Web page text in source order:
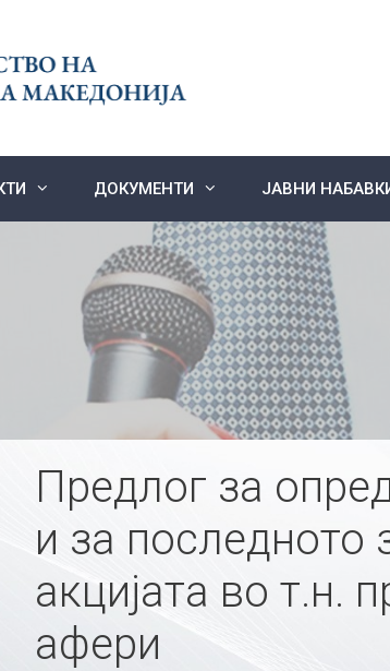
ДОКУМЕНТИ ЈАВНИ
Предлог за
и за
акцијата во т.н.
афери